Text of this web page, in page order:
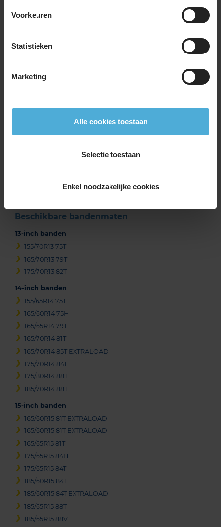
Voorkeuren
Statistieken
Marketing
Alle cookies toestaan
Selectie toestaan
Enkel noodzakelijke cookies
Beschikbare bandenmaten
13-inch banden
155/70R13 75T
165/70R13 79T
175/70R13 82T
14-inch banden
155/65R14 75T
165/60R14 75H
165/65R14 79T
165/70R14 81T
165/70R14 85T EXTRALOAD
175/70R14 84T
175/80R14 88T
185/70R14 88T
15-inch banden
165/60R15 81T EXTRALOAD
165/60R15 81T EXTRALOAD
165/65R15 81T
175/65R15 84H
175/65R15 84T
185/60R15 84T
185/60R15 84T EXTRALOAD
185/65R15 88T
185/65R15 88V